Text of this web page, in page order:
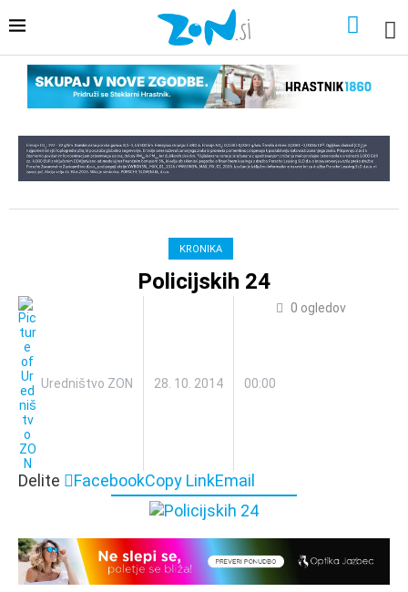
KRONIKA
Policijskih 24
Uredništvo ZON 28. 10. 2014 00:00
0 ogledov
Delite FacebookCopy LinkEmail